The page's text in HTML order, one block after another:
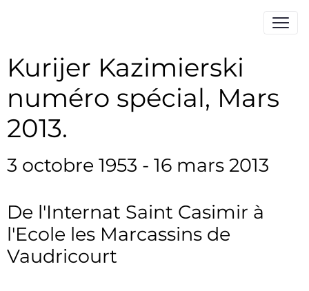
Kurijer Kazimierski
numéro spécial, Mars
2013.
3 octobre 1953 - 16 mars 2013
De l'Internat Saint Casimir à
l'Ecole les Marcassins de
Vaudricourt